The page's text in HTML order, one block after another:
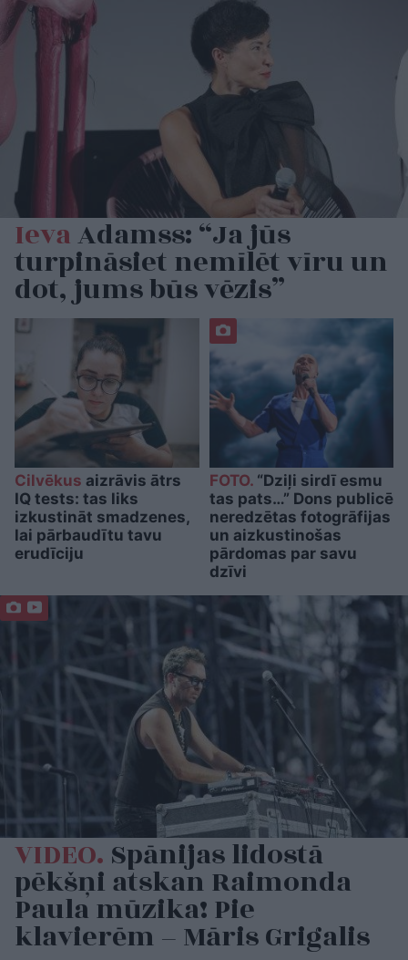
IevaAdamss: “Ja jūs
turpināsiet nemīlēt vīru un
dot, jums būs vēzis”
Cilvēkus aizrāvis ātrs
IQ tests: tas liks
izkustināt smadzenes,
lai pārbaudītu tavu
erudīciju
FOTO.“Dziļi sirdī esmu
tas pats…” Dons publicē
neredzētas fotogrāfijas
un aizkustinošas
pārdomas par savu
dzīvi
VIDEO. Spānijas lidostā
pēkšņi atskan Raimonda
Paula mūzika! Pie
klavierēm – Māris Grigalis